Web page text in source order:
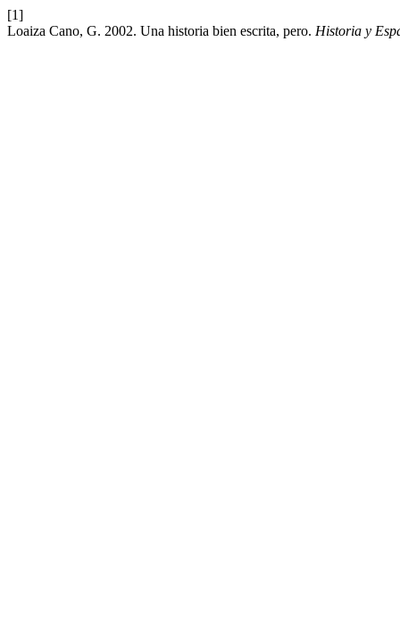
[1]
Loaiza Cano, G. 2002. Una historia bien escrita, pero. Historia y